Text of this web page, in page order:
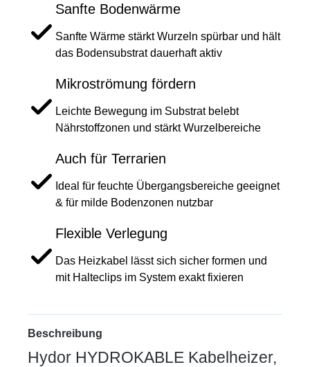
Sanfte Bodenwärme
Sanfte Wärme stärkt Wurzeln spürbar und hält
das Bodensubstrat dauerhaft aktiv
Mikroströmung fördern
Leichte Bewegung im Substrat belebt
Nährstoffzonen und stärkt Wurzelbereiche
Auch für Terrarien
Ideal für feuchte Übergangsbereiche geeignet
& für milde Bodenzonen nutzbar
Flexible Verlegung
Das Heizkabel lässt sich sicher formen und
mit Halteclips im System exakt fixieren
Beschreibung
Hydor HYDROKABLE Kabelheizer,